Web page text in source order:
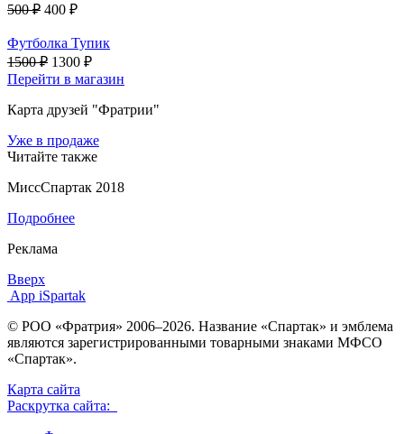
500 ₽ 400 ₽
Футболка Тупик
1500 ₽ 1300 ₽
Перейти в магазин
Карта друзей "Фратрии"
Уже в продаже
Читайте также
МиссСпартак 2018
Подробнее
Реклама
Вверх
App iSpartak
© РОО «Фратрия» 2006–2026. Название «Спартак» и эмблема
являются зарегистрированными товарными знаками МФСО
«Спартак».
Карта сайта
Раскрутка сайта: